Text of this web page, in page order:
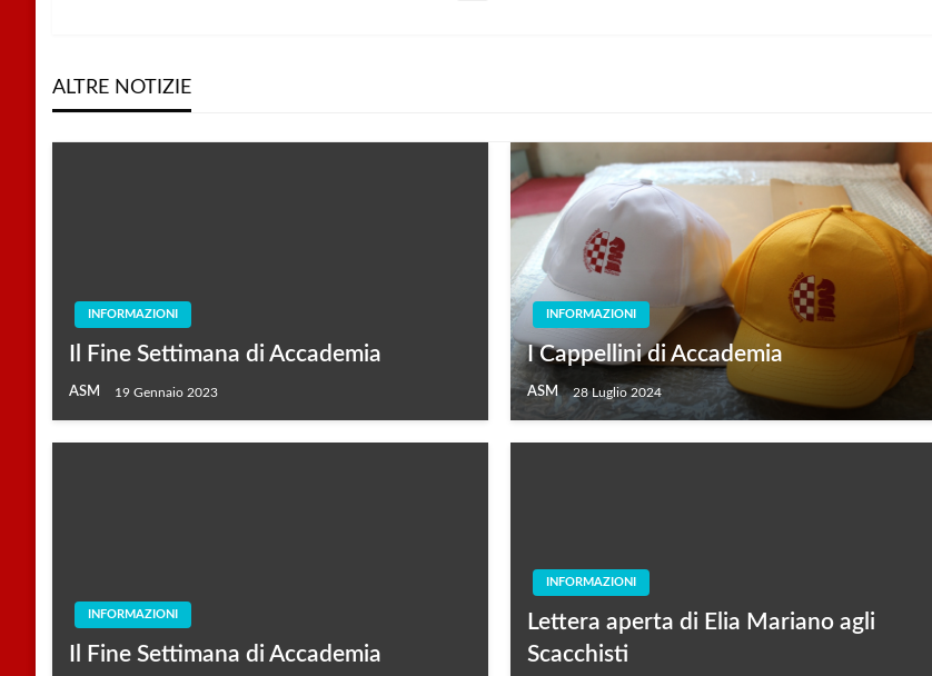
ALTRE NOTIZIE
INFORMAZIONI
Il Fine Settimana di Accademia
ASM 19 Gennaio 2023
INFORMAZIONI
I Cappellini di Accademia
ASM 28 Luglio 2024
INFORMAZIONI
Il Fine Settimana di Accademia
INFORMAZIONI
Lettera aperta di Elia Mariano agli
Scacchisti